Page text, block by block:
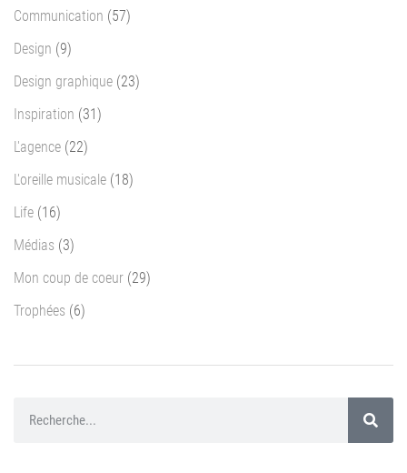
Communication (57)
Design (9)
Design graphique (23)
Inspiration (31)
L'agence (22)
L'oreille musicale (18)
Life (16)
Médias (3)
Mon coup de coeur (29)
Trophées (6)